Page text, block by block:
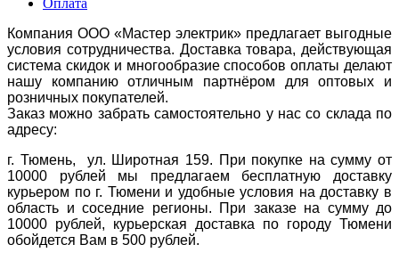
Компания ООО «Мастер электрик» предлагает выгодные
условия сотрудничества. Доставка товара, действующая
система скидок и многообразие способов оплаты делают
нашу компанию отличным партнёром для оптовых и
розничных покупателей.
Заказ можно забрать самостоятельно у нас со склада по
адресу:
г. Тюмень, ул. Широтная 159. При покупке на сумму от
10000 рублей мы предлагаем бесплатную доставку
курьером по г. Тюмени и удобные условия на доставку в
область и соседние регионы. При заказе на сумму до
10000 рублей, курьерская доставка по городу Тюмени
обойдется Вам в 500 рублей.